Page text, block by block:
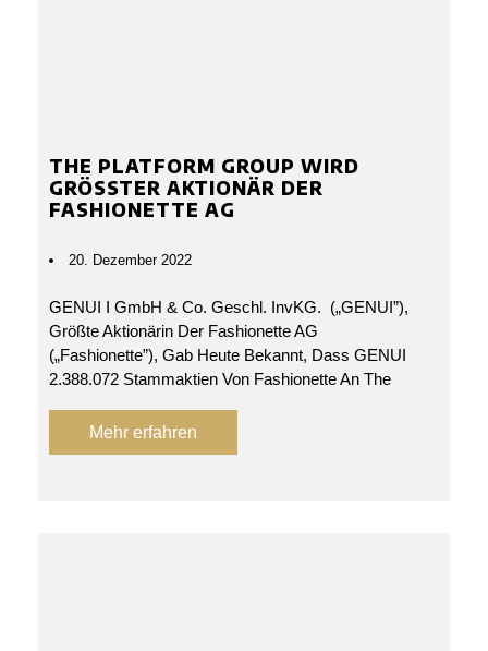
THE PLATFORM GROUP WIRD
GRÖSSTER AKTIONÄR DER F
ASHIONETTE AG
20. Dezember 2022
GENUI I GmbH & Co. Geschl. InvKG. („GENUI”),
Größte Aktionärin Der Fashionette AG
(„fashionette”), Gab Heute Bekannt, Dass GENUI
2.388.072 Stammaktien Von Fashionette An The
Mehr erfahren